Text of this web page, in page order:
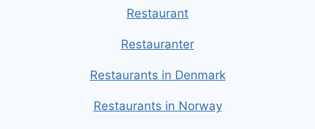
Restaurant
Restauranter
Restaurants in Denmark
Restaurants in Norway